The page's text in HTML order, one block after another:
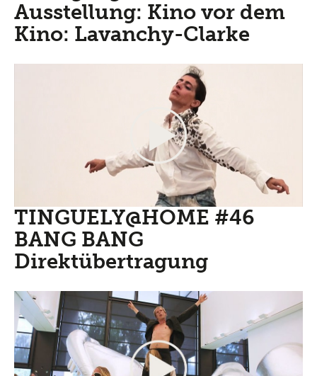
Ausstellung: Kino vor dem
Kino: Lavanchy-Clarke
TINGUELY@HOME #46
BANG BANG
Direktübertragung